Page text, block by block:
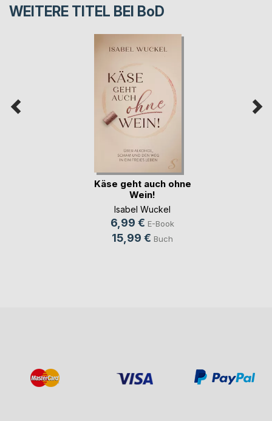
WEITERE TITEL BEI BoD
Käse geht auch ohne
Wein!
Isabel Wuckel
6,99 € E-Book
15,99 € Buch